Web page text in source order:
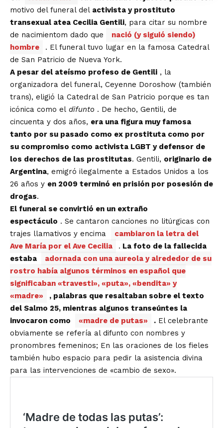
motivo del funeral del activista y prostituto
transexual atea Cecilia Gentili, para citar su nombre
de nacimientom dado que
nació (y siguió siendo)
hombre
. El funeral tuvo lugar en la famosa Catedral
de San Patricio de Nueva York.
A pesar del ateísmo profeso de Gentili , la
organizadora del funeral, Ceyenne Doroshow (también
trans), eligió la Catedral de San Patricio porque es tan
icónica como el difunto . De hecho, Gentili, de
cincuenta y dos años, era una figura muy famosa
tanto por su pasado como ex prostituta como por
su compromiso como activista LGBT y defensor de
los derechos de las prostitutas. Gentili, originario de
Argentina, emigró ilegalmente a Estados Unidos a los
26 años y en 2009 terminó en prisión por posesión de
drogas.
El funeral se convirtió en un extraño
espectáculo . Se cantaron canciones no litúrgicas con
trajes llamativos y encima
cambiaron la letra del
Ave María por el Ave Cecilia
. La foto de la fallecida
estaba
adornada con una aureola y alrededor de su
rostro había algunos términos en español que
significaban «travesti», «puta», «bendita» y
«madre»
, palabras que resaltaban sobre el texto
del Salmo 25, mientras algunos transeúntes la
invocaron como
«madre de putas» . El celebrante
obviamente se refería al difunto con nombres y
pronombres femeninos; En las oraciones de los fieles
también hubo espacio para pedir la asistencia divina
para las intervenciones de «cambio de sexo».